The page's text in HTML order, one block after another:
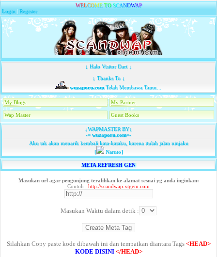
WELCOME TO SCANDWAP
Login |Register
↓ Halo Visitor Dari ↓
↓ Thanks To ↓
wuzaporn.comTelah Membawa Tamu...
My Blogs My Partner
Wap Master Guest Books
↓WAPMASTER BY↓
-=wuzaporn.com=-
Aku tak akan menarik kembali kata-kataku, karena itulah jalan ninjaku
[
Naruto]
META REFRESH GEN
Masukan url agar pengunjung teralihkan ke alamat sesuai yg anda inginkan:
Contoh : http://scandwap.xtgem.com
Masukan Waktu dalam detik :
Silahkan Copy paste kode dibawah ini dan tempatkan diantara Tags <HEAD>
KODE DISINI </HEAD>